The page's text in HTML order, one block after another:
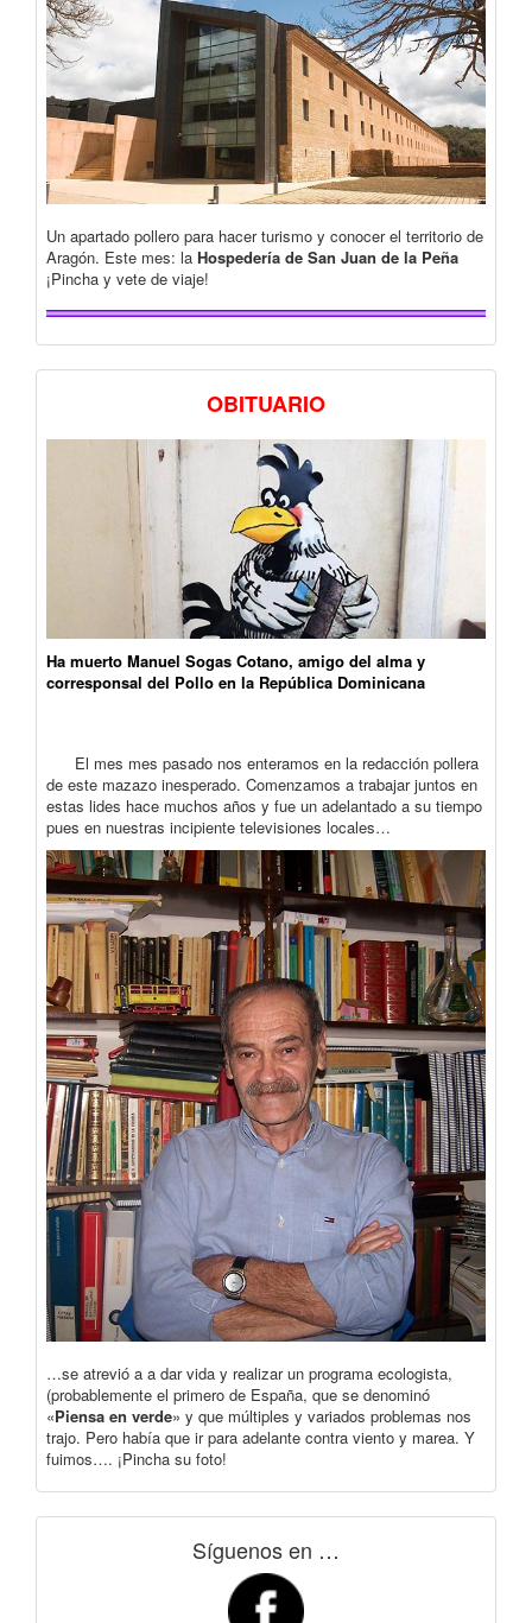
Un apartado pollero para hacer turismo y conocer el territorio de
Aragón. Este mes: la Hospedería de San Juan de la Peña
¡Pincha y vete de viaje!
OBITUARIO
Ha muerto Manuel Sogas Cotano, amigo del alma y
corresponsal del Pollo en la República Dominicana
El mes mes pasado nos enteramos en la redacción pollera
de este mazazo inesperado. Comenzamos a trabajar juntos en
estas lides hace muchos años y fue un adelantado a su tiempo
pues en nuestras incipiente televisiones locales…
…se atrevió a a dar vida y realizar un programa ecologista,
(probablemente el primero de España, que se denominó
«Piensa en verde» y que múltiples y variados problemas nos
trajo. Pero había que ir para adelante contra viento y marea. Y
fuimos…. ¡Pincha su foto!
Síguenos en …